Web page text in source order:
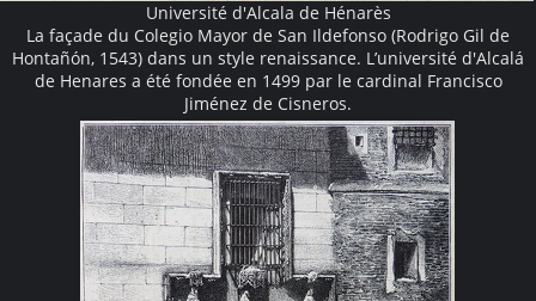
Université d'Alcala de Hénarès
La façade du Colegio Mayor de San Ildefonso (Rodrigo Gil de
Hontañón, 1543) dans un style renaissance. L’université d'Alcalá
de Henares a été fondée en 1499 par le cardinal Francisco
Jiménez de Cisneros.